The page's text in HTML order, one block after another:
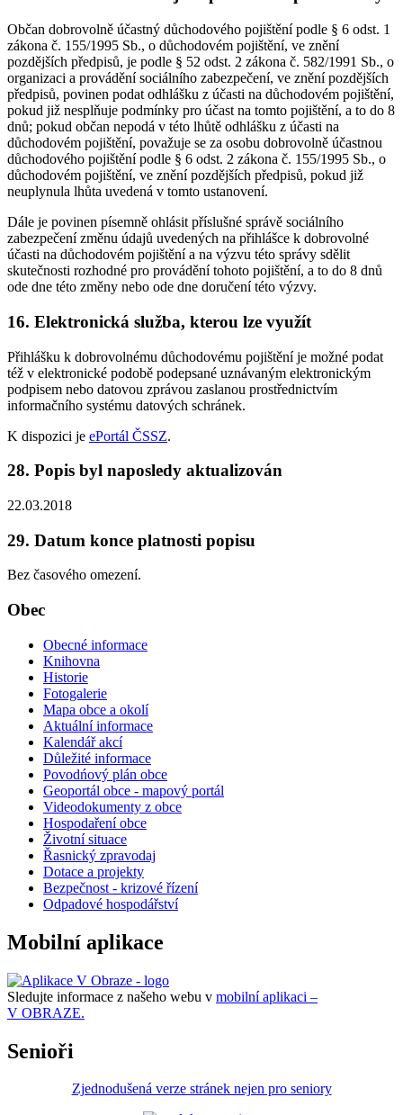
Občan dobrovolně účastný důchodového pojištění podle § 6 odst. 1
zákona č. 155/1995 Sb., o důchodovém pojištění, ve znění
pozdějších předpisů, je podle § 52 odst. 2 zákona č. 582/1991 Sb., o
organizaci a provádění sociálního zabezpečení, ve znění pozdějších
předpisů, povinen podat odhlášku z účasti na důchodovém pojištění,
pokud již nesplňuje podmínky pro účast na tomto pojištění, a to do 8
dnů; pokud občan nepodá v této lhůtě odhlášku z účasti na
důchodovém pojištění, považuje se za osobu dobrovolně účastnou
důchodového pojištění podle § 6 odst. 2 zákona č. 155/1995 Sb., o
důchodovém pojištění, ve znění pozdějších předpisů, pokud již
neuplynula lhůta uvedená v tomto ustanovení.
Dále je povinen písemně ohlásit příslušné správě sociálního
zabezpečení změnu údajů uvedených na přihlášce k dobrovolné
účasti na důchodovém pojištění a na výzvu této správy sdělit
skutečnosti rozhodné pro provádění tohoto pojištění, a to do 8 dnů
ode dne této změny nebo ode dne doručení této výzvy.
16. Elektronická služba, kterou lze využít
Přihlášku k dobrovolnému důchodovému pojištění je možné podat
též v elektronické podobě podepsané uznávaným elektronickým
podpisem nebo datovou zprávou zaslanou prostřednictvím
informačního systému datových schránek.
K dispozici je ePortál ČSSZ.
28. Popis byl naposledy aktualizován
22.03.2018
29. Datum konce platnosti popisu
Bez časového omezení.
Obec
Obecné informace
Knihovna
Historie
Fotogalerie
Mapa obce a okolí
Aktuální informace
Kalendář akcí
Důležité informace
Povodńový plán obce
Geoportál obce - mapový portál
Videodokumenty z obce
Hospodaření obce
Životní situace
Řasnický zpravodaj
Dotace a projekty
Bezpečnost - krizové řízení
Odpadové hospodářství
Mobilní aplikace
Sledujte informace z našeho webu v mobilní aplikaci –
V OBRAZE.
Senioři
Zjednodušená verze stránek nejen pro seniory